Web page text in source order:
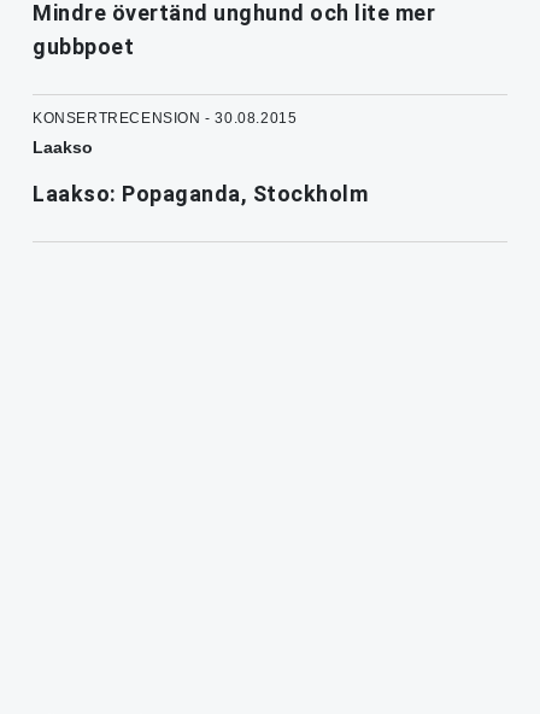
Mindre övertänd unghund och lite mer
gubbpoet
KONSERTRECENSION - 30.08.2015
Laakso
Laakso: Popaganda, Stockholm